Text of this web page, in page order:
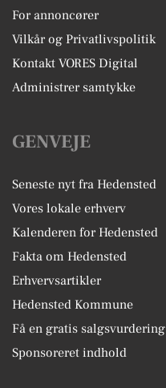
For annoncører
Vilkår og Privatlivspolitik
Kontakt VORES Digital
Administrer samtykke
GENVEJE
Seneste nyt fra Hedensted
Vores lokale erhverv
Kalenderen for Hedensted
Fakta om Hedensted
Erhvervsartikler
Hedensted Kommune
Få en gratis salgsvurdering
Sponsoreret indhold